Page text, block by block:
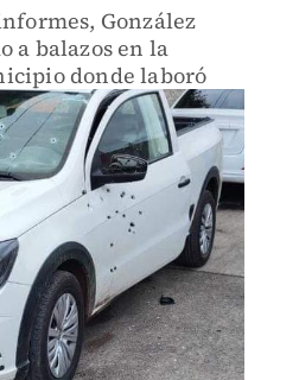
González
a balazos en la
donde laboró